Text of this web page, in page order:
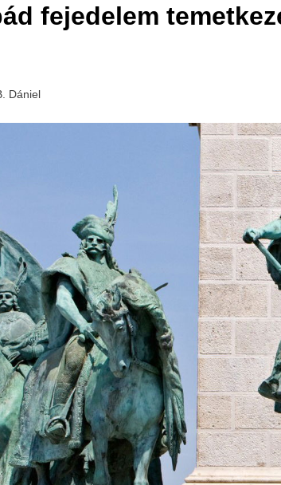
fejedelem
Dániel